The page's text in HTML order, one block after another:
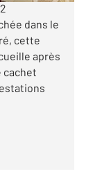
dans le
cette
après
cachet